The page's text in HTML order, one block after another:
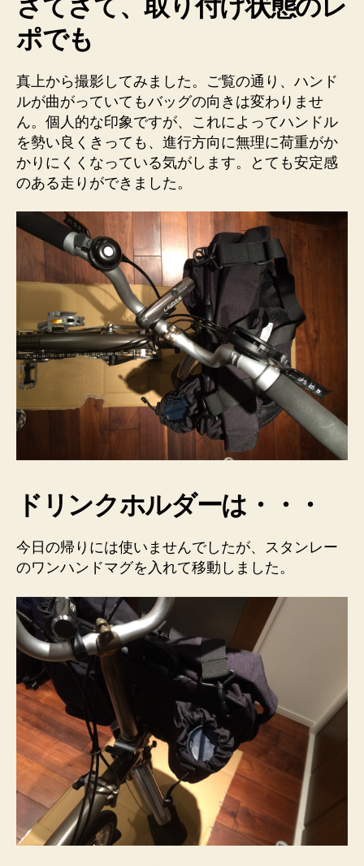
ポでも
真上から撮影してみました。ご覧の通り、ハンド
ルが曲がっていてもバッグの向きは変わりませ
ん。個人的な印象ですが、これによってハンドル
を勢い良くきっても、進行方向に無理に荷重がか
かりにくくなっている気がします。とても安定感
のある走りができました。
ドリンクホルダーは・・・
今日の帰りには使いませんでしたが、スタンレー
のワンハンドマグを入れて移動しました。